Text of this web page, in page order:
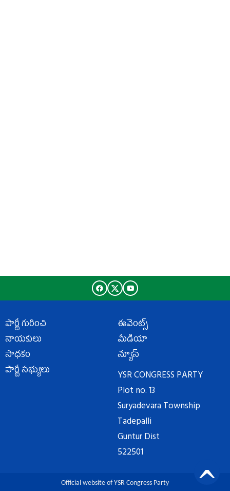
పార్టీ గురించి
నాయకులు
సాధకం
పార్టీ సభ్యులు
ఈవెంట్స్
మీడియా
న్యూస్
YSR CONGRESS PARTY
Plot no. 13
Suryadevara Township
Tadepalli
Guntur Dist
522501
Official website of YSR Congress Party